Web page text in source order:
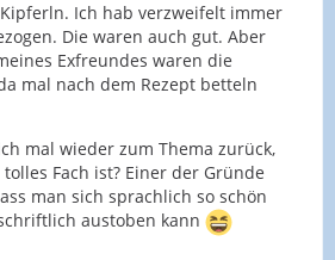
Ich hab verzweifelt immer
Die waren auch gut. Aber
Exfreundes waren die
mal nach dem Rezept betteln
mal wieder zum Thema zurück,
Fach ist? Einer der Gründe
man sich sprachlich so schön
austoben kann